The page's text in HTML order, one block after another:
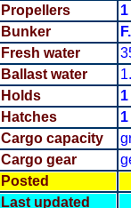
Propellers 1
Bunker
Fresh water
Ballast water
Holds 1
Hatches 1
Cargo capacity
Cargo gear
Posted
Last updated